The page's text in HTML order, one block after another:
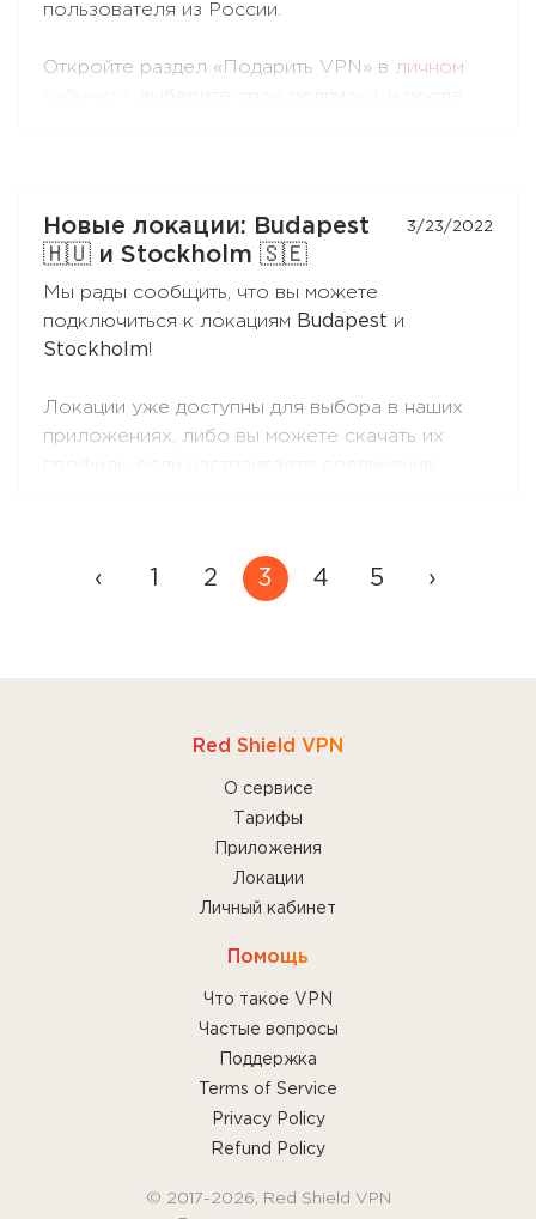
пользователя из России.
Откройте раздел «Подарить VPN» в личном
Для активации, купон нужно ввести в раздел
«Промокоды».
Вы можете купить неограниченное
количество купонов.
Новые локации: Budapest
🇭🇺 и Stockholm 🇸🇪
3/23/2022
Мы рады сообщить, что вы можете
подключиться к локациям Budapest и
Stockholm!
Локации уже доступны для выбора в наших
приложениях, либо вы можете скачать их
Мы выбираем самые надёжные и безопасные
дата-центры для наших серверов, чтобы
‹ 1 2 3 4 5 ›
Red Shield VPN
О сервисе
Тарифы
Приложения
Локации
Личный кабинет
Помощь
Что такое VPN
Частые вопросы
Поддержка
Terms of Service
Privacy Policy
Refund Policy
© 2017-2026, Red Shield VPN